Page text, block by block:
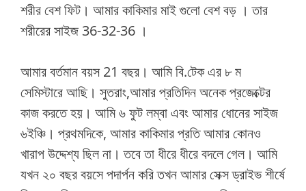
শরীর বেশ ফিট। আমার কাকিমার মাই গুলো বেশ বড় । তার
শরীরের সাইজ 36-32-36 ।
আমার বর্তমান বয়স 21 বছর। আমি বি.টেক এর ৮ ম
সেমিস্টারে আছি। সুতরাং,আমার প্রতিদিন অনেক প্রজেক্টের
কাজ করতে হয়। আমি ৬ ফুট লম্বা এবং আমার ধোনের সাইজ
৬ইঞ্চি। প্রথমদিকে, আমার কাকিমার প্রতি আমার কোনও
খারাপ উদ্দেশ্য ছিল না। তবে তা ধীরে ধীরে বদলে গেল। আমি
যখন ২০ বছর বয়সে পদার্পন করি তখন আমার সেক্স ড্রাইভ শীর্ষে